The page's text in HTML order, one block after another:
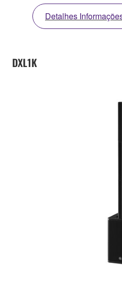
Detalhes
DXL1K